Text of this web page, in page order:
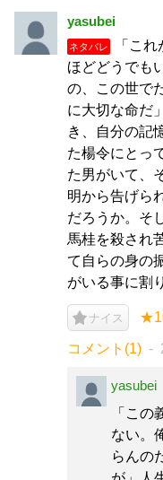
yasubei
ネタバレ
「こ
ほどどうでも
の、この世で
に大切な命だ
き、自分の記
た楊令にとっ
た男がいて、
明から告げら
だろうか。そ
馬桂を殺され
て自らの身の
がいる事に割
ナイス
コメント(1)
yasubei
「こ
ない。
らんの